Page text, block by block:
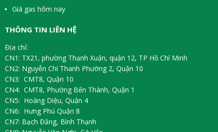
Giá gas hôm nay
THÔNG TIN LIÊN HỆ
Địa chỉ:
CN1: TX21, phường Thạnh Xuận, quận 12, TP Hồ Chí Minh
CN2: Nguyễn Chí Thanh Phường 2, Quận 10
CN3: CMT8, Quận 10
CN4: CMT8, Phường Bến Thành, Quận 1
CN5: Hoàng Diệu, Quận 4
CN6: Hưng Phú Quận 8
CN7: Bạch Đằng, Bình Thạnh